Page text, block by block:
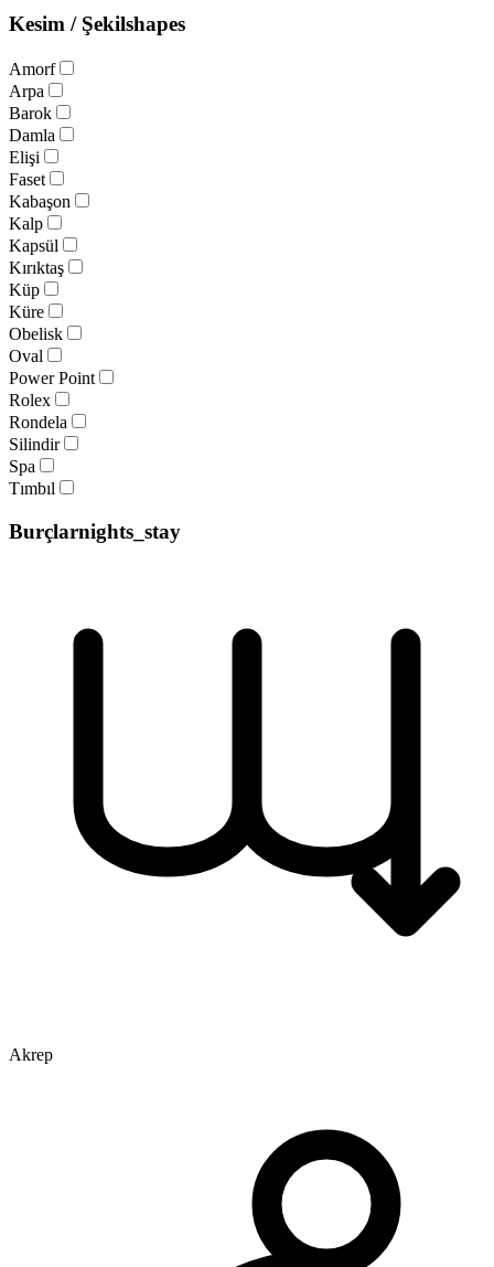
Kesim / Şekilshapes
Amorf
Arpa
Barok
Damla
Elişi
Faset
Kabaşon
Kalp
Kapsül
Kırıktaş
Küp
Küre
Obelisk
Oval
Power Point
Rolex
Rondela
Silindir
Spa
Tımbıl
Burçlarnights_stay
Akrep